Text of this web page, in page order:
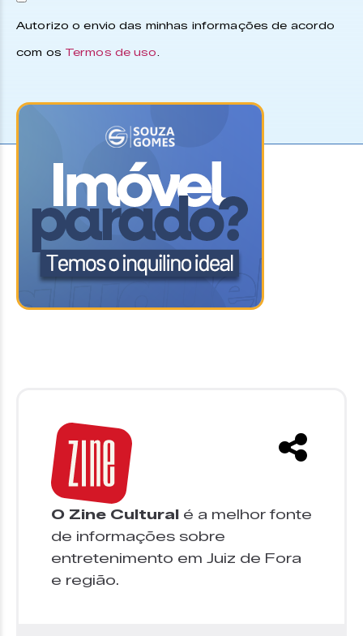
Autorizo o envio das minhas informações de acordo
com os Termos de uso.
O Zine Cultural é a melhor fonte
de informações sobre
entretenimento em Juiz de Fora
e região.